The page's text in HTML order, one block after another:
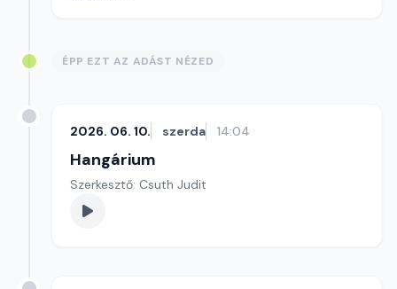
ÉPP EZT AZ ADÁST NÉZED
2026. 06. 10. szerda 14:04
Hangárium
Szerkesztő: Csuth Judit